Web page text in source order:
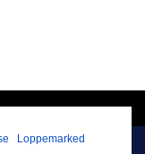
Loppemarked